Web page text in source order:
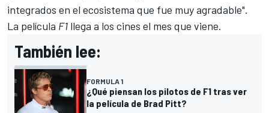
integrados en el ecosistema que fue muy agradable".
La película F1 llega a los cines el mes que viene.
También lee:
FORMULA 1
¿Qué piensan los pilotos de F1 tras ver
la película de Brad Pitt?